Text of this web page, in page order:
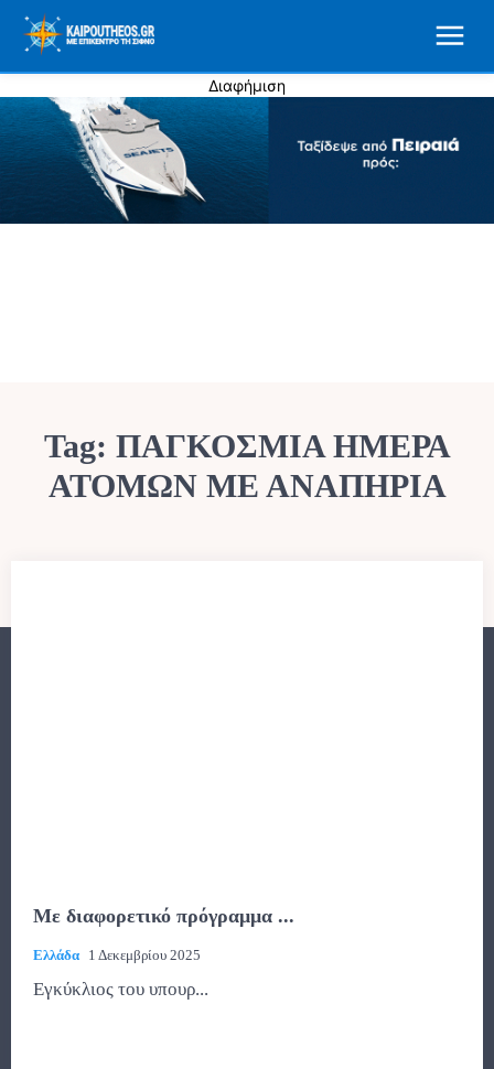
Διαφήμιση
Tag: ΠΑΓΚΌΣΜΙΑ ΗΜΈΡΑ
ΑΤΌΜΩΝ ΜΕ ΑΝΑΠΗΡΊΑ
Με διαφορετικό πρόγραμμα ...
Ελλάδα 1 Δεκεμβρίου 2025
Εγκύκλιος του υπουρ...